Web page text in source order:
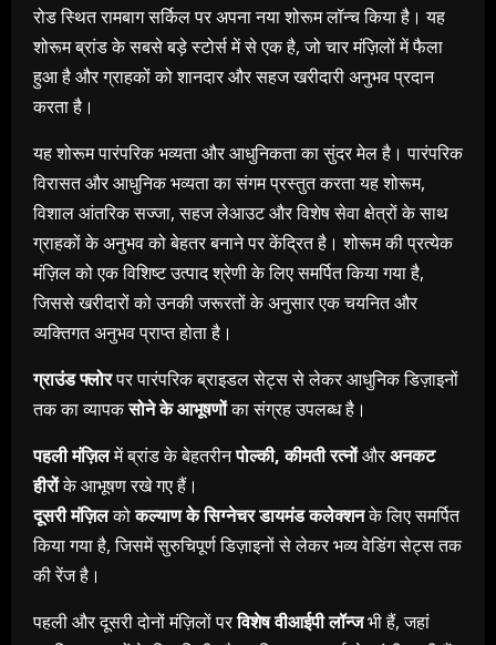
रोड स्थित रामबाग सर्किल पर अपना नया शोरूम लॉन्च किया है। यह
शोरूम ब्रांड के सबसे बड़े स्टोर्स में से एक है, जो चार मंज़िलों में फैला
हुआ है और ग्राहकों को शानदार और सहज खरीदारी अनुभव प्रदान
करता है।
यह शोरूम पारंपरिक भव्यता और आधुनिकता का सुंदर मेल है। पारंपरिक
विरासत और आधुनिक भव्यता का संगम प्रस्तुत करता यह शोरूम,
विशाल आंतरिक सज्जा, सहज लेआउट और विशेष सेवा क्षेत्रों के साथ
ग्राहकों के अनुभव को बेहतर बनाने पर केंद्रित है। शोरूम की प्रत्येक
मंज़िल को एक विशिष्ट उत्पाद श्रेणी के लिए समर्पित किया गया है,
जिससे खरीदारों को उनकी जरूरतों के अनुसार एक चयनित और
व्यक्तिगत अनुभव प्राप्त होता है।
ग्राउंड फ्लोरपर पारंपरिक ब्राइडल सेट्स से लेकर आधुनिक डिज़ाइनों
तक का व्यापकसोने के आभूषणोंका संग्रह उपलब्ध है।
पहली मंज़िलमें ब्रांड के बेहतरीनपोल्की,कीमती रत्नोंऔरअनकट
हीरोंके आभूषण रखे गए हैं।
दूसरी मंज़िलकोकल्याण के सिग्नेचर डायमंड कलेक्शनके लिए समर्पित
किया गया है, जिसमें सुरुचिपूर्ण डिज़ाइनों से लेकर भव्य वेडिंग सेट्स तक
की रेंज है।
पहली और दूसरी दोनों मंज़िलों परविशेष वीआईपी लॉन्जभी हैं, जहां